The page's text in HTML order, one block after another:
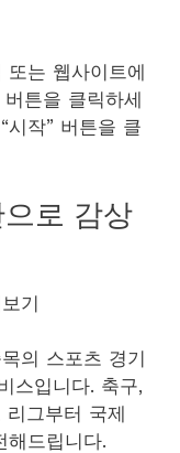
는 웹사이트에
튼을 클릭하세
시작” 버튼을 클
로 감상
기
의 스포츠 경기
스입니다. 축구,
그부터 국제
해드립니다.